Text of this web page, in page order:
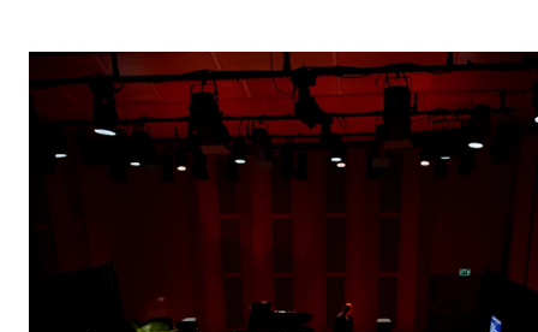
STUDENTLIV
Søknad og opptak